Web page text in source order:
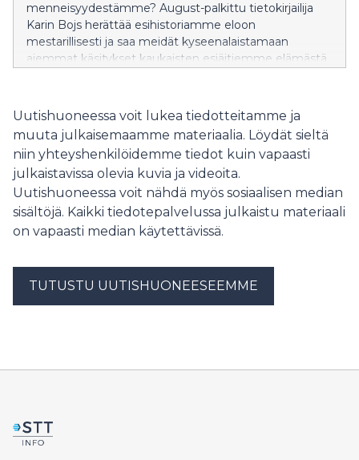
menneisyydestämme? August-palkittu tietokirjailija
Karin Bojs herättää esihistoriamme eloon
mestarillisesti ja saa meidät kyseenalaistamaan
aiemmat käsitykset kaukaisten esiäitiemme elämästä
Uutishuoneessa voit lukea tiedotteitamme ja
muuta julkaisemaamme materiaalia. Löydät sieltä
niin yhteyshenkilöidemme tiedot kuin vapaasti
julkaistavissa olevia kuvia ja videoita.
Uutishuoneessa voit nähdä myös sosiaalisen median
sisältöjä. Kaikki tiedotepalvelussa julkaistu materiaali
on vapaasti median käytettävissä.
TUTUSTU UUTISHUONEESEEMME